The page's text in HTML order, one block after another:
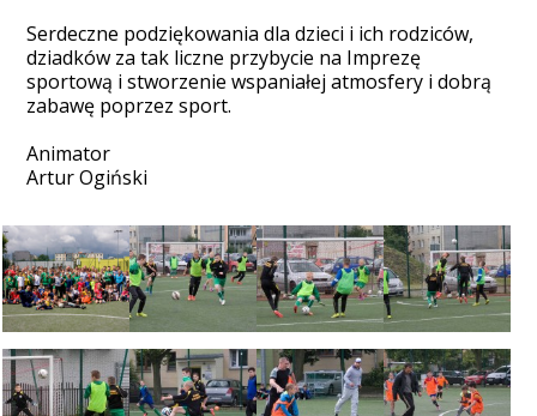
Serdeczne podziękowania dla dzieci i ich rodziców,
dziadków za tak liczne przybycie na Imprezę
sportową i stworzenie wspaniałej atmosfery i dobrą
zabawę poprzez sport.
Animator
Artur Ogiński